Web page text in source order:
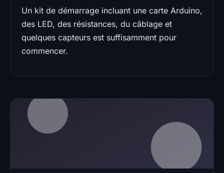
Un kit de démarrage incluant une carte Arduino,
des LED, des résistances, du câblage et
quelques capteurs est suffisamment pour
commencer.